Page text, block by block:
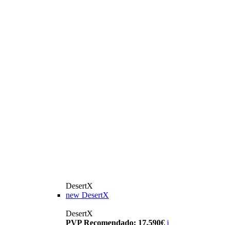
DesertX
new DesertX
DesertX
PVP Recomendado: 17.590€ i